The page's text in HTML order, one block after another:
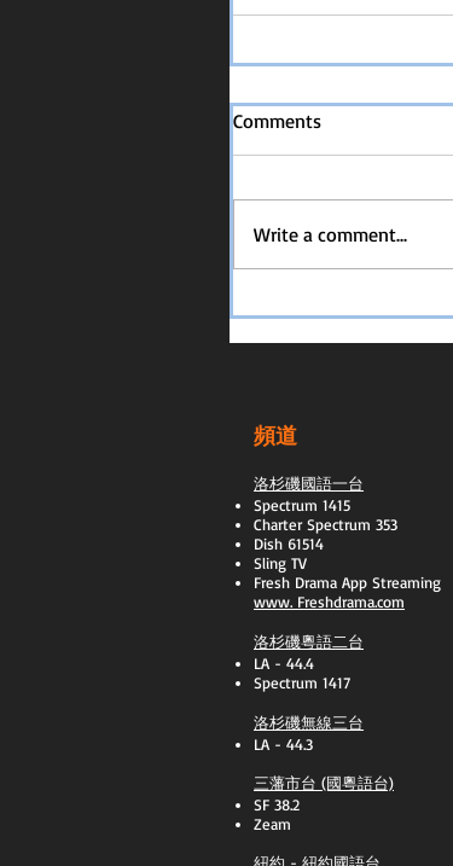
Comments
Write a comment...
頻道
洛杉磯國語一台
Spectrum 1415
Charter Spectrum 353
Dish 61514
Sling TV
​Fresh Drama App Streaming
www. Freshdrama.com
洛杉磯粵語二台
LA - 44.4
Spectrum 1417
洛杉磯無線三台
LA - 44.3
三藩市台 (國粵語台)
SF 38.2
Zeam